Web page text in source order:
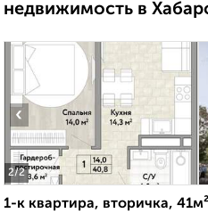
недвижимость в
2/2
‹
1-к квартира, вторичка,